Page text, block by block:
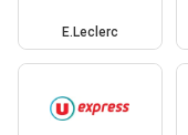
E.Leclerc